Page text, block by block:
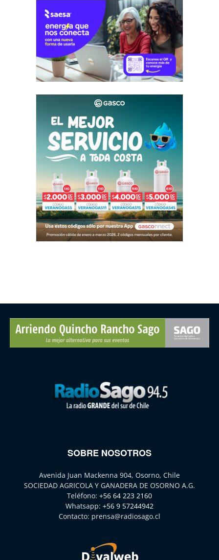
SOBRE NOSOTROS
Avenida Juan Mackenna 904, Osorno, Chile
SOCIEDAD AGRICOLA Y GANADERA DE OSORNO A.G.
Teléfono: +56 64 223 2160
Whatsapp: +56 9 57244942
Contacto: prensa@radiosago.cl